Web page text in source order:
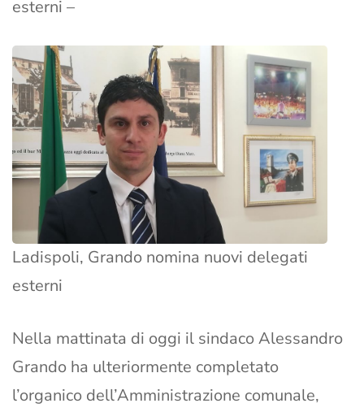
esterni –
Ladispoli, Grando nomina nuovi delegati
esterni
Nella mattinata di oggi il sindaco Alessandro
Grando ha ulteriormente completato
l’organico dell’Amministrazione comunale,